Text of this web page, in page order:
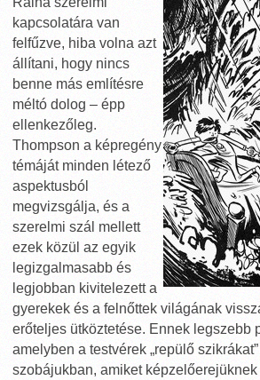
kapcsolatára van
felfűzve, hiba volna azt
állítani, hogy nincs
benne más említésre
méltó dolog – épp
ellenkezőleg.
Thompson a képregény
témáját minden létező
aspektusból
megvizsgálja, és a
szerelmi szál mellett
ezek közül az egyik
legizgalmasabb és
legjobban kivitelezett a
gyerekek és a felnőttek világának
erőteljes ütköztetése. Ennek legszebb
amelyben a testvérek „repülő
szobájukban, amiket